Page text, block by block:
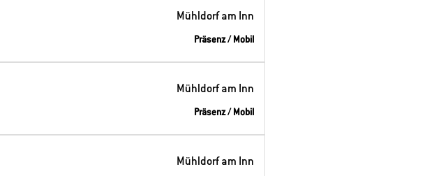
Mühldorf am Inn
Präsenz / Mobil
Mühldorf am Inn
Präsenz / Mobil
Mühldorf am Inn